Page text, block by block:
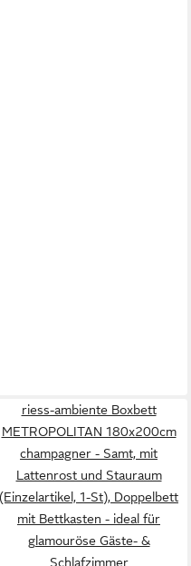
riess-ambiente Boxbett
METROPOLITAN 180x200cm
champagner - Samt, mit
Lattenrost und Stauraum
(Einzelartikel, 1-St), Doppelbett
mit Bettkasten - ideal für
glamouröse Gäste- &
Schlafzimmer